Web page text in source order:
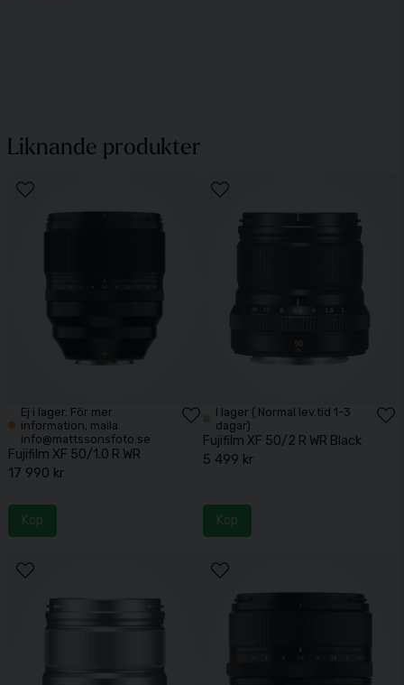
Liknande produkter
Ej i lager. För mer
information, maila
info@mattssonsfoto.se
Fujifilm XF 50/1.0 R WR
17 990 kr
Köp
I lager ( Normal lev.tid 1-3
dagar)
Fujifilm XF 50/2 R WR Black
5 499 kr
Köp